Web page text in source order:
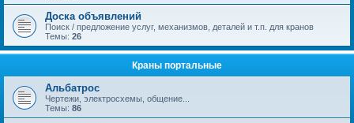
Доска объявлений
Поиск / предложение услуг, механизмов, деталей и т.п. для кранов
Темы: 26
Краны портальные
Альбатрос
Чертежи, электросхемы, общение...
Темы: 86